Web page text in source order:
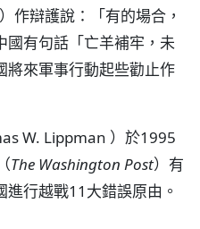
）作辯護說：「有的場合，
國有句話「亡羊補牢，未
將來軍事行動起些勸止作
W. Lippman ）於1995
The Washington Post）有
行越戰11大錯誤原由。